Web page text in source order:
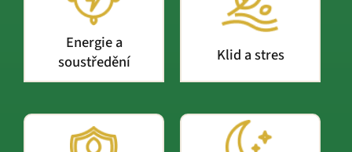
Energie a
soustředění
Klid a stres